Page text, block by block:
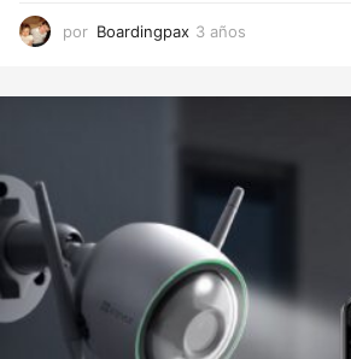
por Boardingpax 3 años
o